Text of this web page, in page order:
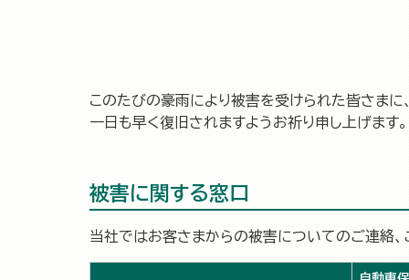
このたびの豪雨により被害を受けられた皆さまに
一日も早く復旧されますようお祈り申し上げます。
被害に関する窓口
当社ではお客さまからの被害についてのご連絡